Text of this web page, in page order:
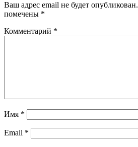
Ваш адрес email не будет опубликован.
помечены *
Комментарий *
Имя *
Email *